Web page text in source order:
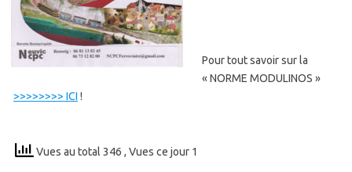
Pour tout savoir sur la
« NORME MODULINOS »
>>>>>>>> ICI !
Vues au total 346 , Vues ce jour 1